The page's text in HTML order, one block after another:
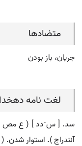
متضادها
جریان، باز بودن
لغت نامه دهخدا
سد. [ س َدد ] ( ع مص )
آنندراج ). استوار